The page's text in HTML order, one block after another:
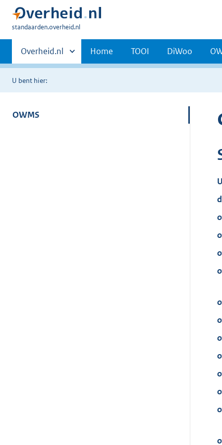
U
hier:
standaarden.overheid.nl
Primaire
navigatie
Andere
sites
binnen
Overheid.nl Home TOOI DiWoo
U bent hier:
OWMS